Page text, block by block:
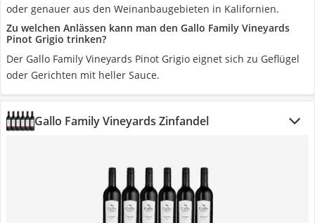
oder genauer aus den Weinanbaugebieten in Kalifornien.
Zu welchen Anlässen kann man den Gallo Family Vineyards
Pinot Grigio trinken?
Der Gallo Family Vineyards Pinot Grigio eignet sich zu Geflügel
oder Gerichten mit heller Sauce.
Gallo Family Vineyards Zinfandel